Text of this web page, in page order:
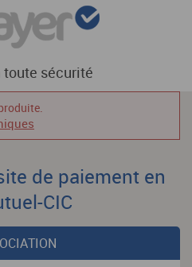
toute sécurité
de paiement en
CIC